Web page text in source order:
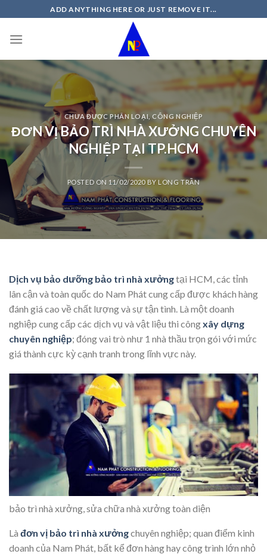
to
content
ADD ANYTHING HERE OR JUST REMOVE IT...
CHƯA ĐƯỢC PHÂN LOẠI,CÔNG NGHIỆP
ĐƠN VỊ BẢO TRÌ NHÀ XƯỞNG CHUYÊN
NGHIỆP TẠI TP.HCM
POSTED ON 11/02/2020BY LONG TRẦN
Dịch vụ bảo dưỡng bảo trì nhà xưởngtại HCM, các tỉnh
lân cận và toàn quốc do Nam Phát cung cấp được khách hàng
đánh giá cao về chất lượng và sự tận tình. Là một doanh
nghiệp cung cấp các dịch vụ và vật liệu thi côngxây dựng
chuyên nghiệp; đóng vai trò như 1 nhà thầu trọn gói với mức
giá thành cực kỳ cạnh tranh trong lĩnh vực này.
bảo trì nhà xưởng, sửa chữa nhà xưởng toàn diện
Là đơn vị bảo trì nhà xưởngchuyên nghiệp; quan điểm kinh
doanh của Nam Phát, bất kể đơn hàng hay công trình lớn nhỏ